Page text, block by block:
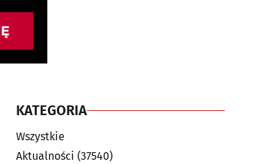
KATEGORIA
Wszystkie
Aktualności (37540)